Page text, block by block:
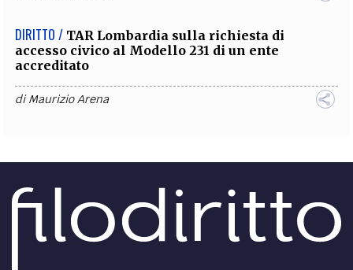
DIRITTO / TAR Lombardia sulla richiesta di
accesso civico al Modello 231 di un ente
accreditato
diMaurizio Arena